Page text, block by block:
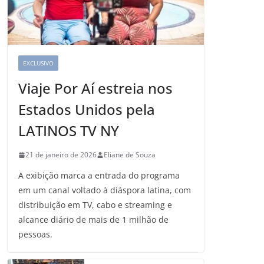
EXCLUSIVO
Viaje Por Aí estreia nos
Estados Unidos pela
LATINOS TV NY
21 de janeiro de 2026 Eliane de Souza
A exibição marca a entrada do programa
em um canal voltado à diáspora latina, com
distribuição em TV, cabo e streaming e
alcance diário de mais de 1 milhão de
pessoas.